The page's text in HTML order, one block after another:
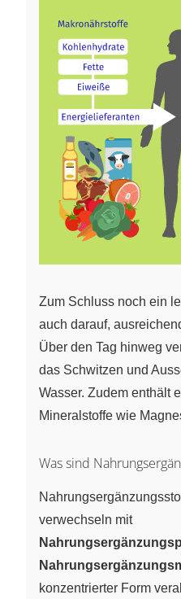
Zum Schluss noch ein
auch darauf,
Über den Tag hinweg
das Schwitzen und
Wasser. Zudem enthält
Mineralstoffe wie
Was sind
verwechseln mit
konzentrierter Form